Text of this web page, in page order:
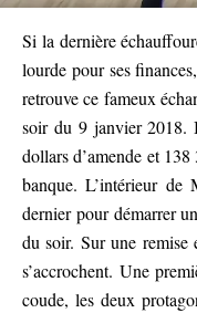
Si la dernière
lourde pour ses
retrouve ce fameux
soir du 9 janvier 2018.
dollars d’amende et
banque. L’intérieur
dernier pour démarrer
du soir. Sur une
s’accrochent. Une
coude, les deux